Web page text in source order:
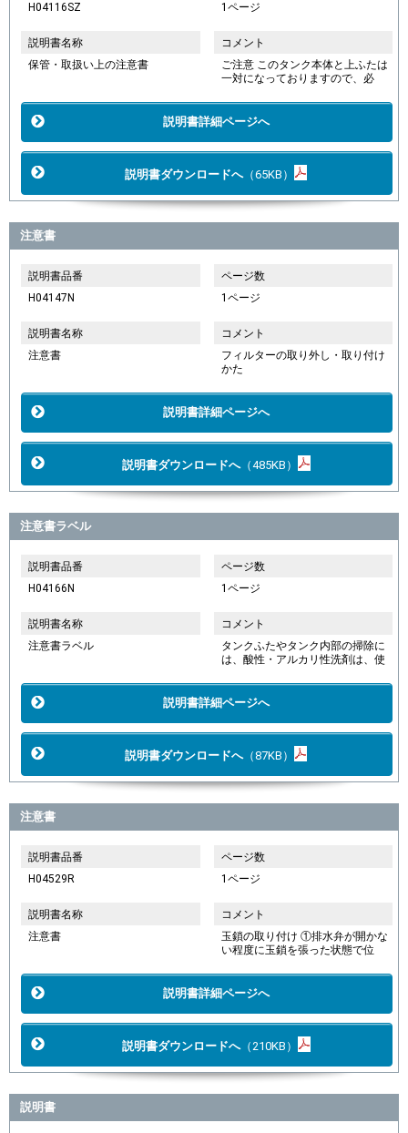
H04116SZ
1ページ
説明書名称
保管・取扱い上の注意書
コメント
ご注意 このタンク本体と上ふたは
一対になっておりますので、必
説明書詳細ページへ
説明書ダウンロードへ（65KB）
注意書
説明書品番
H04147N
ページ数
1ページ
説明書名称
注意書
コメント
フィルターの取り外し・取り付け
かた
説明書詳細ページへ
説明書ダウンロードへ（485KB）
注意書ラベル
説明書品番
H04166N
ページ数
1ページ
説明書名称
注意書ラベル
コメント
タンクふたやタンク内部の掃除に
は、酸性・アルカリ性洗剤は、使
説明書詳細ページへ
説明書ダウンロードへ（87KB）
注意書
説明書品番
H04529R
ページ数
1ページ
説明書名称
注意書
コメント
玉鎖の取り付け ①排水弁が開かな
い程度に玉鎖を張った状態で位
説明書詳細ページへ
説明書ダウンロードへ（210KB）
説明書